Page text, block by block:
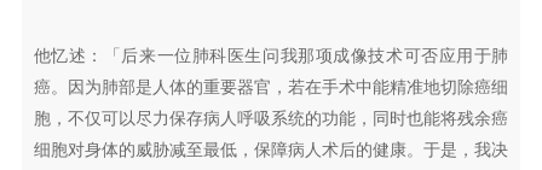
他忆述：「后来一位肺科医生问我那项成像技术可否应用于肺
癌。因为肺部是人体的重要器官，若在手术中能精准地切除癌细
胞，不仅可以尽力保存病人呼吸系统的功能，同时也能将残余癌
细胞对身体的威胁减至最低，保障病人术后的健康。于是，我决